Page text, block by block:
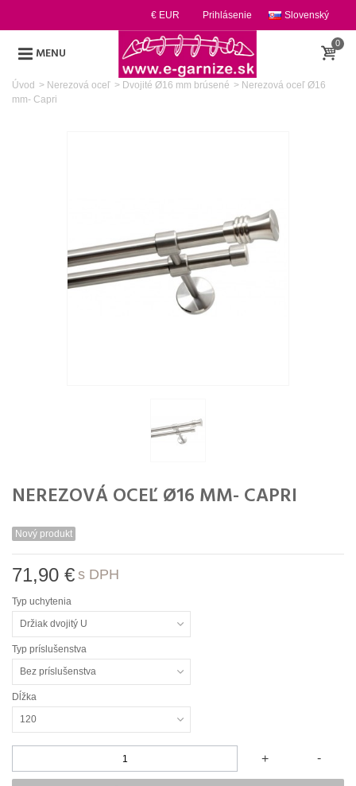
Slovenský
Prihlásenie
€ EUR
MENU
0
Úvod > Nerezová oceľ > Dvojité Ø16 mm brúsené > Nerezová oceľ Ø16
mm- Capri
NEREZOVÁ OCEĽ Ø16 MM- CAPRI
Nový produkt
71,90 € s DPH
Typ uchytenia
Držiak dvojitý U
Typ príslušenstva
Bez príslušenstva
Dĺžka
120
-
+